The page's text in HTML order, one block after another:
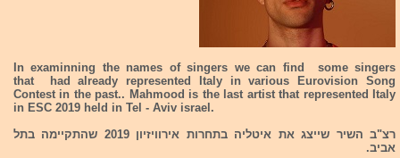
In examinning the names of singers we can find some singers
that had already represented Italy in various Eurovision Song
Contest in the past.. Mahmood is the last artist that represented Italy
in ESC 2019 held in Tel - Aviv israel.
רצ"ב השיר שייצג את איטליה בתחרות אירוויזיון 2019 שהתקיימה בתל
אביב.